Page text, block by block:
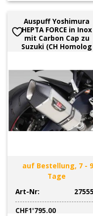
Auspuff Yoshimura
HEPTA FORCE in Inox
mit Carbon Cap zu
Suzuki (CH Homolog
auf Bestellung, 7 - 9
Tage
Art-Nr:
CHF1'795.00